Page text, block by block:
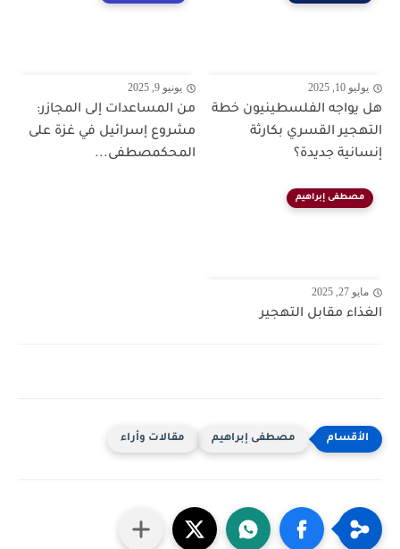
يوليو 10, 2025
هل يواجه الفلسطينيون خطة
التهجير القسري بكارثة
إنسانية جديدة؟
يونيو 9, 2025
من المساعدات إلى المجازر:
مشروع إسرائيل في غزة على
المحكمصطفى...
مصطفى إبراهيم
مايو 27, 2025
الغذاء مقابل التهجير
مصطفى إبراهيم مقالات وأراء